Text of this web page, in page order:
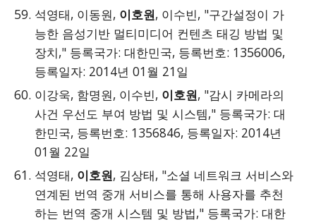
석영태, 이동원, 이호원, 이수빈, "구간설정이 가
능한 음성기반 멀티미디어 컨텐츠 태깅 방법 및
장치," 등록국가: 대한민국, 등록번호: 1356006,
등록일자: 2014년 01월 21일
이강욱, 함명원, 이수빈, 이호원, "감시 카메라의
사건 우선도 부여 방법 및 시스템," 등록국가: 대
한민국, 등록번호: 1356846, 등록일자: 2014년
01월 22일
석영태, 이호원, 김상태, "소셜 네트워크 서비스와
연계된 번역 중개 서비스를 통해 사용자를 추천
하는 번역 중개 시스템 및 방법," 등록국가: 대한